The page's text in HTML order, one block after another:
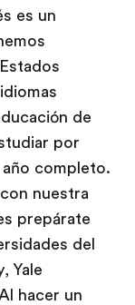
es un
de
por
año completo.
nuestra
prepárate
del
Yale
hacer un